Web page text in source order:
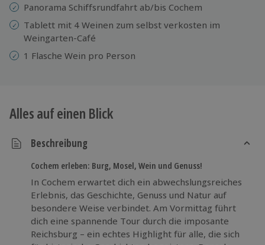
Panorama Schiffsrundfahrt ab/bis Cochem
Tablett mit 4 Weinen zum selbst verkosten im
Weingarten-Café
1 Flasche Wein pro Person
Alles auf einen Blick
Beschreibung
Cochem erleben: Burg, Mosel, Wein und Genuss!
In Cochem erwartet dich ein abwechslungsreiches
Erlebnis, das Geschichte, Genuss und Natur auf
besondere Weise verbindet. Am Vormittag führt
dich eine spannende Tour durch die imposante
Reichsburg – ein echtes Highlight für alle, die sich